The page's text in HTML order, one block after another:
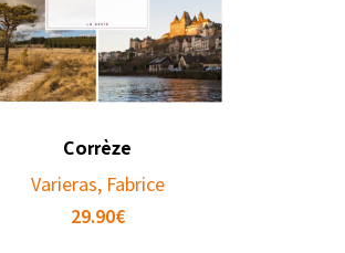
Corrèze
Varieras, Fabrice
29.90€